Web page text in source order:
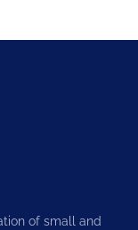
of small and